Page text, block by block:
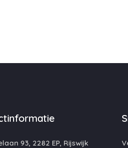
93, 2282 EP, Rijswijk